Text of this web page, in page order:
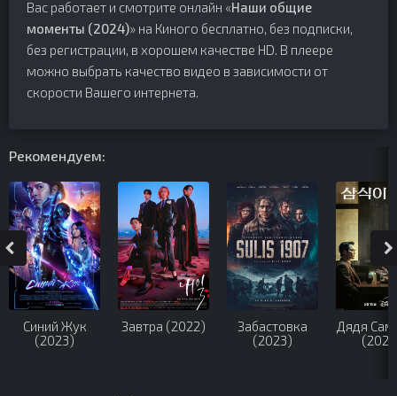
Вас работает и смотрите онлайн «Наши общие
моменты (2024)» на Киного бесплатно, без подписки,
без регистрации, в хорошем качестве HD. В плеере
можно выбрать качество видео в зависимости от
скорости Вашего интернета.
Рекомендуем:
Синий Жук
(2023)
Завтра (2022)
Забастовка
(2023)
Дядя